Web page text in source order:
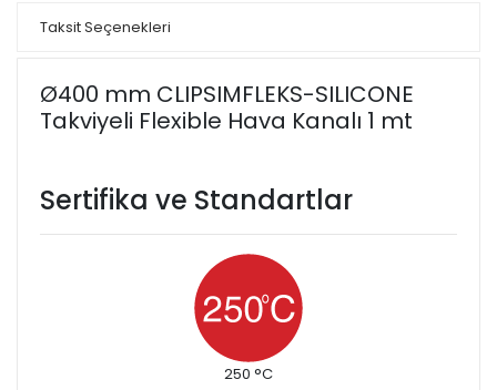
Taksit Seçenekleri
Ø400 mm CLIPSIMFLEKS-SILICONE
Takviyeli Flexible Hava Kanalı 1 mt
Sertifika ve Standartlar
250 °C